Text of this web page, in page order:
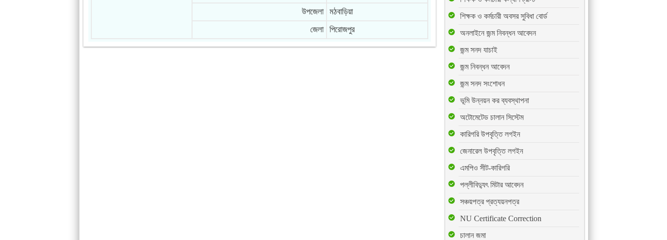
উপজেলা
মঠবাড়িয়া
জেলা
পিরোজপুর
শিক্ষক ও কর্মচারী অবসর সুবিধা বোর্ড
অনলাইনে জন্ম নিবন্ধন আবেদন
জন্ম সনদ যাচাই
জন্ম নিবন্ধন আবেদন
জন্ম সনদ সংশোধন
ভূমি উন্নয়ন কর ব্যবস্থাপনা
অটোমেটেড চালান সিস্টেম
কারিগরি উপবৃত্তি লগইন
জেনারেল উপবৃত্তি লগইন
এমপিও সীট-কারিগরি
পল্লীবিদ্যুৎ মিটার আবেদন
সঞ্চয়পত্র প্রত্যয়নপত্র
NU Certificate Correction
চালান জমা